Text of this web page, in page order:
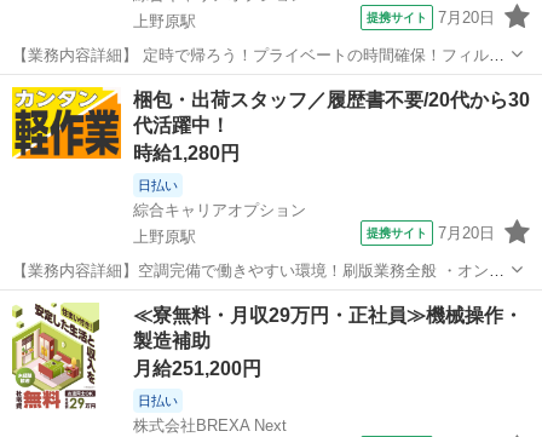
上野原駅
提携サイト 7月20日
【業務内容詳細】 定時で帰ろう！プライベートの時間確保！フィルム
製造の関するプレス機オペレーター【取扱製品情報】フィルム ■お仕
事PR ≪定時で帰ろう≫ 自分の時間をしっかり確保できる、 残業基本
ナシのお仕事♪ ≪女性も活...
山梨 上野原市 上野原駅
梱包・出荷スタッフ／履歴書不要/20代から30
代活躍中！
時給1,280円
日払い
綜合キャリアオプション
上野原駅
提携サイト 7月20日
【業務内容詳細】空調完備で働きやすい環境！刷版業務全般 ・オンデ
マンド印刷(オペレーター業務)・断裁(オペレーター業務)・加工(オペレ
ーター業務)・梱包・発送(手作業・ものによって重量物あり)・それら
に付随する業務 【取扱製...
山梨 上野原市 上野原駅 仕分け
≪寮無料・月収29万円・正社員≫機械操作・
製造補助
月給251,200円
日払い
株式会社BREXA Next